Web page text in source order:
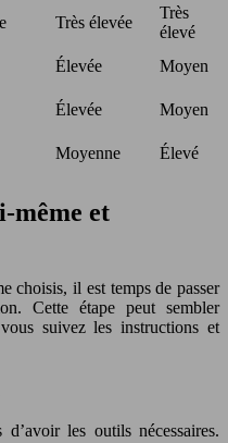
Très élevée
Très
élevé
Élevée
Moyen
Élevée
Moyen
Moyenne Élevé
même et
choisis, il est temps de passer
Cette étape peut sembler
suivez les instructions et
les outils nécessaires.